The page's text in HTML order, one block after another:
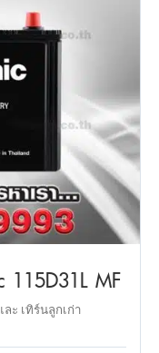
115D31L MF
ะ เทิร์นลูกเก่า